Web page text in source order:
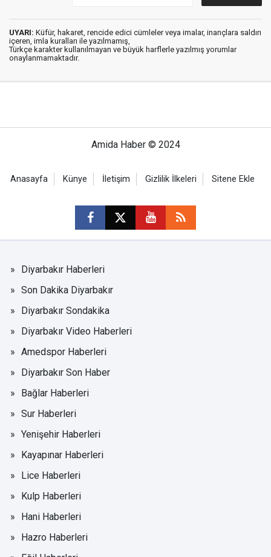
UYARI: Küfür, hakaret, rencide edici cümleler veya imalar, inançlara saldırı
içeren, imla kuralları ile yazılmamış,
Türkçe karakter kullanılmayan ve büyük harflerle yazılmış yorumlar
onaylanmamaktadır.
Amida Haber © 2024
Anasayfa Künye İletişim Gizlilik İlkeleri Sitene Ekle
Diyarbakır Haberleri
Son Dakika Diyarbakır
Diyarbakır Sondakika
Diyarbakır Video Haberleri
Amedspor Haberleri
Diyarbakır Son Haber
Bağlar Haberleri
Sur Haberleri
Yenişehir Haberleri
Kayapınar Haberleri
Lice Haberleri
Kulp Haberleri
Hani Haberleri
Hazro Haberleri